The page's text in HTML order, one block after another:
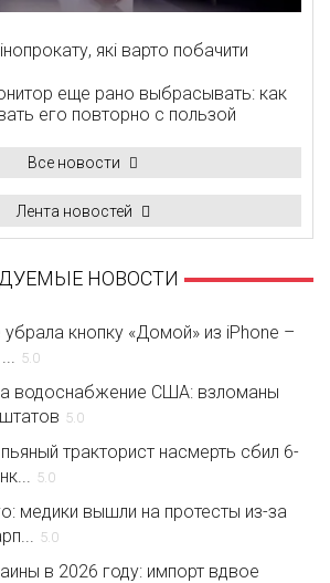
які варто побачити
еще рано выбрасывать: как
его повторно с пользой
Все новости
Лента новостей
НОВОСТИ
кнопку «Домой» из iPhone –
5.0
водоснабжение США: взломаны
5.0
тракторист насмерть сбил 6-
5.0
медики вышли на протесты из-за
5.0
в 2026 году: импорт вдвое